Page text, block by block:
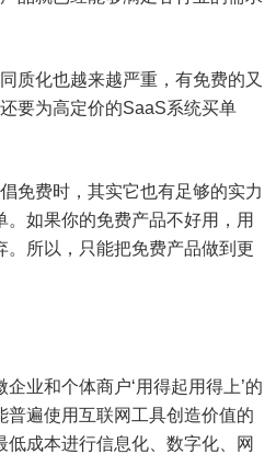
质化也越来越严重，有免费的又
要为高定价的SaaS系统买单
免费时，其实它也有足够的实力
如果你的免费产品不好用，用
。所以，只能把免费产品做到更
业和个体商户‘用得起用得上’的
普遍使用互联网工具创造价值的
低成本进行信息化、数字化、网